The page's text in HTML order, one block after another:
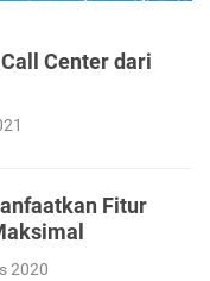
Center dari
Fitur
2020